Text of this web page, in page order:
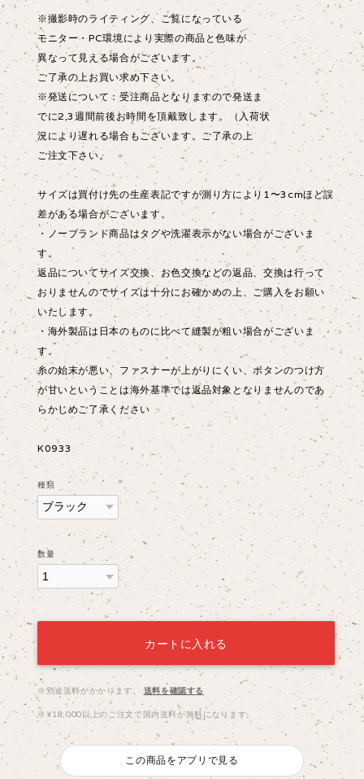
※撮影時のライティング、ご覧になっている
モニター・PC環境により実際の商品と色味が
異なって見える場合がございます。
ご了承の上お買い求め下さい。
※発送について：受注商品となりますので発送ま
でに2,3週間前後お時間を頂戴致します。（入荷状
況により遅れる場合もございます。ご了承の上
ご注文下さい。
サイズは買付け先の生産表記ですが測り方により1〜3cmほど誤
差がある場合がございます。
・ノーブランド商品はタグや洗濯表示がない場合がございま
す。
返品についてサイズ交換、お色交換などの返品、交換は行って
おりませんのでサイズは十分にお確かめの上、ご購入をお願い
いたします。
・海外製品は日本のものに比べて縫製が粗い場合がございま
す。
糸の始末が悪い、ファスナーが上がりにくい、ボタンのつけ方
が甘いということは海外基準では返品対象となりませんのであ
らかじめご了承ください
K0933
種類
数量
カートに入れる
※別途送料がかかります。 送料を確認する
※¥18,000以上のご注文で国内送料が無料になります。
この商品をアプリで見る